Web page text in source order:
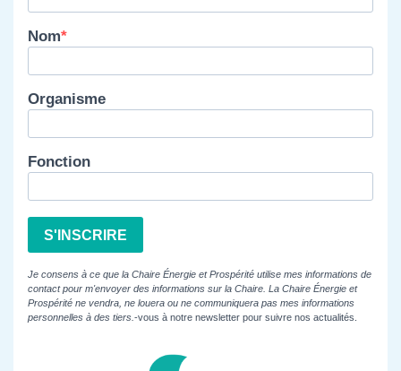
Nom
Organisme
Fonction
S'INSCRIRE
Je consens à ce que la Chaire Énergie et Prospérité utilise mes informations de
contact pour m'envoyer des informations sur la Chaire. La Chaire Énergie et
Prospérité ne vendra, ne louera ou ne communiquera pas mes informations
personnelles à des tiers. -vous à notre newsletter pour suivre nos actualités.